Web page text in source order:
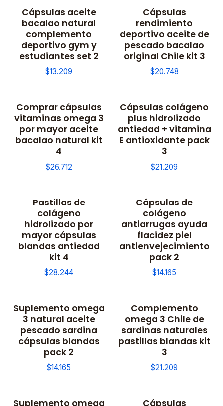
Cápsulas aceite
bacalao natural
complemento
deportivo gym y
estudiantes set 2
$13.209
Cápsulas
rendimiento
deportivo aceite de
pescado bacalao
original Chile kit 3
$20.748
Comprar cápsulas
vitaminas omega 3
por mayor aceite
bacalao natural kit
4
$26.712
Cápsulas colágeno
plus hidrolizado
antiedad + vitamina
E antioxidante pack
3
$21.209
Pastillas de
colágeno
hidrolizado por
mayor cápsulas
blandas antiedad
kit 4
$28.244
Cápsulas de
colágeno
antiarrugas ayuda
flacidez piel
antienvejecimiento
pack 2
$14.165
Suplemento omega
3 natural aceite
pescado sardina
cápsulas blandas
pack 2
$14.165
Complemento
omega 3 Chile de
sardinas naturales
pastillas blandas kit
3
$21.209
Suplemento omega
Cápsulas